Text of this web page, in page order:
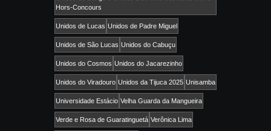
Hors-Concours
Unidos de Lucas Unidos de Padre Miguel
Unidos de São Lucas Unidos do Cabuçu
Unidos do Cosmos Unidos do Jacarezinho
Unidos do Viradouro Unidos da Tijuca 2025 Unisamba
Universidade Estácio Velha Guarda da Mangueira
Verde e Rosa de Guaratinguetá Verônica Lima